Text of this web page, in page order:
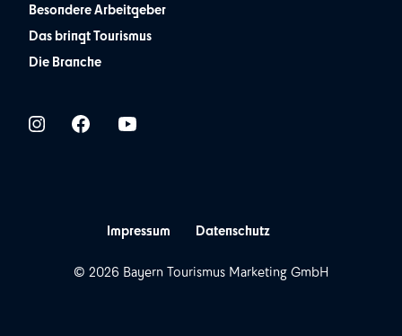
Besondere Arbeitgeber
Das bringt Tourismus
Die Branche
Impressum Datenschutz
© 2026 Bayern Tourismus Marketing GmbH